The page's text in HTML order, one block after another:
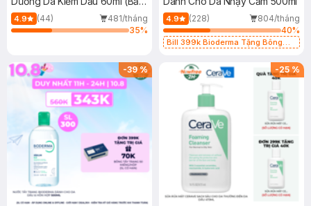
Mới)
4.9 (44)
481/tháng
35%
4.9 (228)
804/tháng
40%
Bill 399k Bioderma Tặng Bông
-39% -25 %